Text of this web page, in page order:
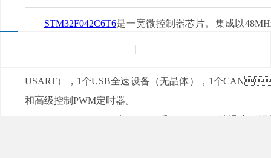
STM32F042C6T6是一宽微控制器芯片。集成以
USART），1个USB全速设备（无晶体），1个CAN
和高级控制PWM定时器。